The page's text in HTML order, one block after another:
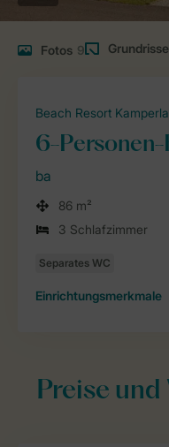
Fotos 9 Grundrisse
Beach Resort
6-Personen-
ba
86 m²
3 Schlafzimmer
Einrichtungsmerkmale
Preise